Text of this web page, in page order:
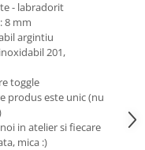
- labradorit
8 mm
argintiu
201,
toggle
produs este unic (nu
in atelier si fiecare
mica :)